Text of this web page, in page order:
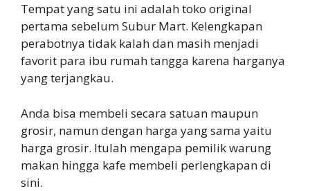
Tempat yang satu ini adalah toko original
pertama sebelum Subur Mart. Kelengkapan
perabotnya tidak kalah dan masih menjadi
favorit para ibu rumah tangga karena harganya
yang terjangkau.
Anda bisa membeli secara satuan maupun
grosir, namun dengan harga yang sama yaitu
harga grosir. Itulah mengapa pemilik warung
makan hingga kafe membeli perlengkapan di
sini.